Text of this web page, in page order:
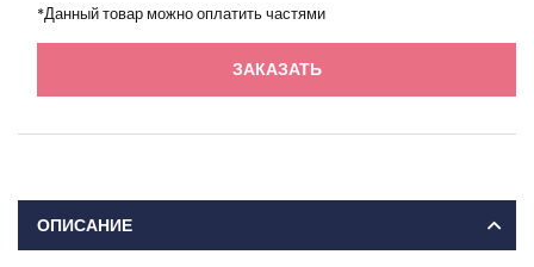
*Данный товар можно оплатить частями
ЗАКАЗАТЬ
ОПИСАНИЕ